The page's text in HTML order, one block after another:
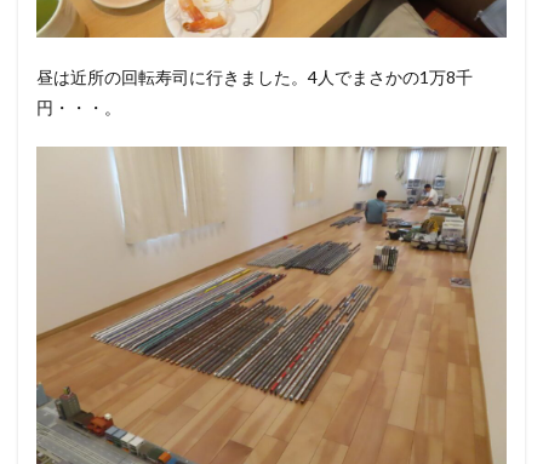
昼は近所の回転寿司に行きました。4人でまさかの1万8千
円・・・。